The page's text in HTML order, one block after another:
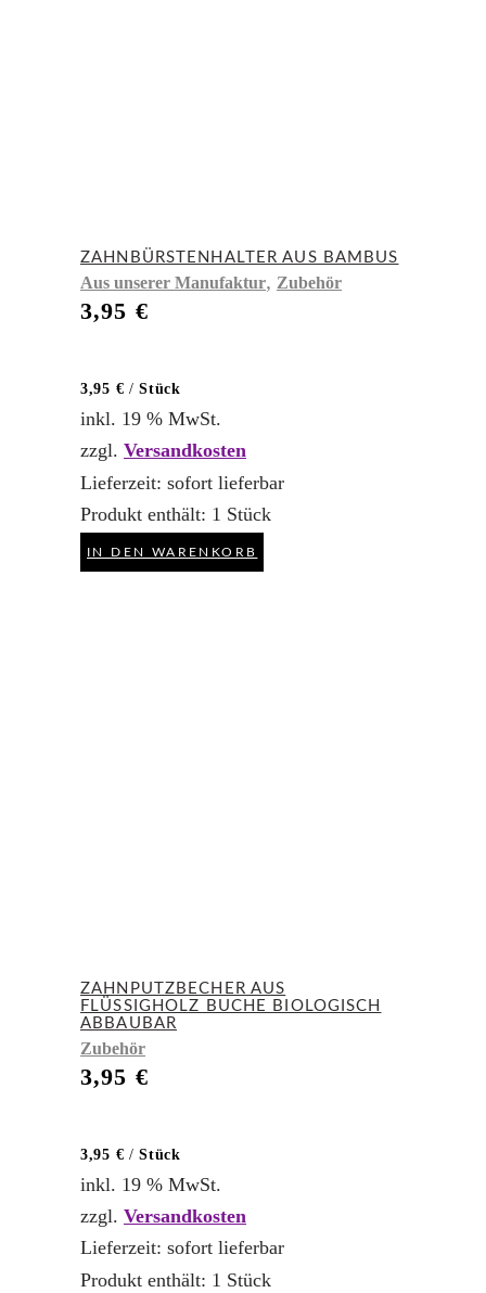
ZAHNBÜRSTENHALTER AUS BAMBUS
Aus unserer Manufaktur, Zubehör
3,95 €
3,95 € /Stück
inkl. 19 % MwSt.
zzgl. Versandkosten
Lieferzeit: sofort lieferbar
Produkt enthält: 1 Stück
IN DEN WARENKORB
ZAHNPUTZBECHER AUS
FLÜSSIGHOLZ BUCHE BIOLOGISCH
ABBAUBAR
Zubehör
3,95 €
3,95 € /Stück
inkl. 19 % MwSt.
zzgl. Versandkosten
Lieferzeit: sofort lieferbar
Produkt enthält: 1 Stück